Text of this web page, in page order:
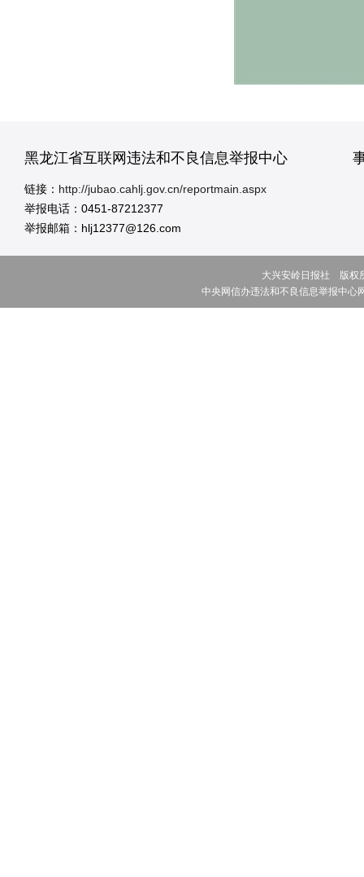
黑龙江省互联网违法和不良信息举报中心
链接： http://jubao.cahlj.gov.cn/reportmain.aspx
举报电话：0451-87212377
举报邮箱：hlj12377@126.com
大兴安岭日报社 版
中央网信办违法和不良信息举报中心